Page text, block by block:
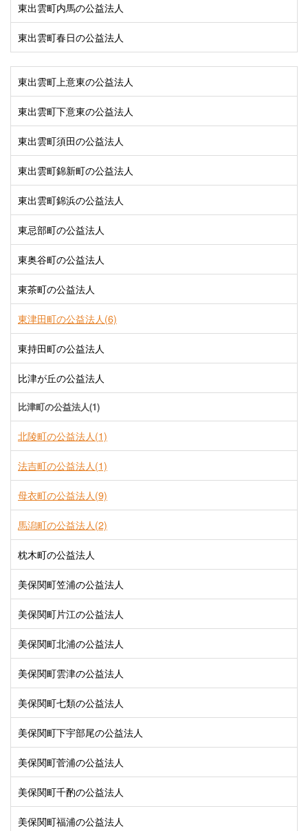
東出雲町内馬の公益法人
東出雲町春日の公益法人
東出雲町上意東の公益法人
東出雲町下意東の公益法人
東出雲町須田の公益法人
東出雲町錦新町の公益法人
東出雲町錦浜の公益法人
東忌部町の公益法人
東奥谷町の公益法人
東茶町の公益法人
東津田町の公益法人(6)
東持田町の公益法人
比津が丘の公益法人
比津町の公益法人(1)
北陵町の公益法人(1)
法吉町の公益法人(1)
母衣町の公益法人(9)
馬潟町の公益法人(2)
枕木町の公益法人
美保関町笠浦の公益法人
美保関町片江の公益法人
美保関町北浦の公益法人
美保関町雲津の公益法人
美保関町七類の公益法人
美保関町下宇部尾の公益法人
美保関町菅浦の公益法人
美保関町千酌の公益法人
美保関町福浦の公益法人